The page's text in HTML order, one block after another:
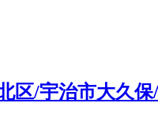
区/宇治市大久保